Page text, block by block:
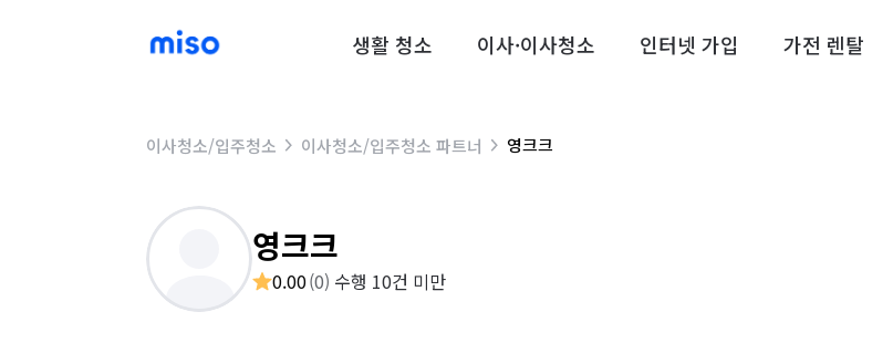
생활 청소 이사·이사청소 인터넷 가입 가전 렌탈
이사청소/입주청소 이사청소/입주청소 파트너 영크크
영크크
0.00(0) 수행 10건 미만